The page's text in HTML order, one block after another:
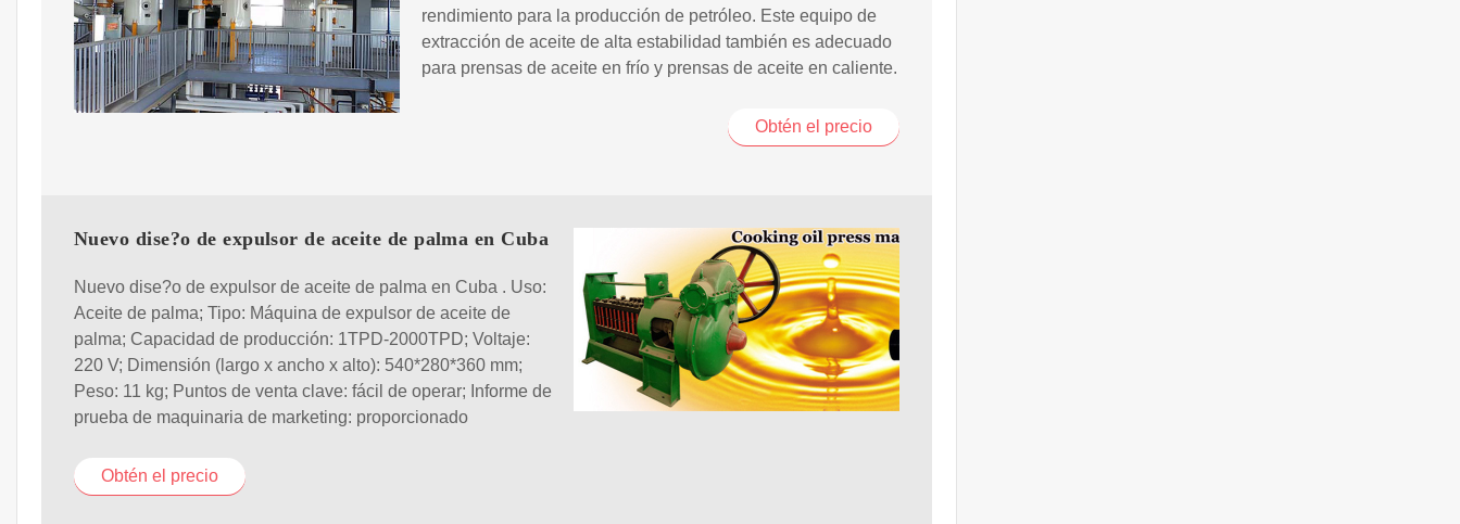
rendimiento para la producción de petróleo. Este equipo de
extracción de aceite de alta estabilidad también es adecuado
para prensas de aceite en frío y prensas de aceite en caliente.
Obtén el precio
Nuevo dise?o de expulsor de aceite de palma en Cuba
Nuevo dise?o de expulsor de aceite de palma en Cuba . Uso:
Aceite de palma; Tipo: Máquina de expulsor de aceite de
palma; Capacidad de producción: 1TPD-2000TPD; Voltaje:
220 V; Dimensión (largo x ancho x alto): 540*280*360 mm;
Peso: 11 kg; Puntos de venta clave: fácil de operar; Informe de
prueba de maquinaria de marketing: proporcionado
Obtén el precio